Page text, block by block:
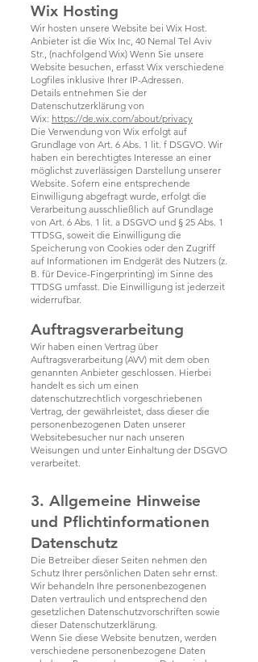
Wix Hosting
Wir hosten unsere Website bei Wix Host.
Anbieter ist die Wix Inc, 40 Nemal Tel Aviv
Str., (nachfolgend Wix) Wenn Sie unsere
Website besuchen, erfasst Wix verschiedene
Logfiles inklusive Ihrer IP-Adressen.
Details entnehmen Sie der
Datenschutzerklärung von
Wix: https://de.wix.com/about/privacy
Die Verwendung von Wix erfolgt auf
Grundlage von Art. 6 Abs. 1 lit. f DSGVO. Wir
haben ein berechtigtes Interesse an einer
möglichst zuverlässigen Darstellung unserer
Website. Sofern eine entsprechende
Einwilligung abgefragt wurde, erfolgt die
Verarbeitung ausschließlich auf Grundlage
von Art. 6 Abs. 1 lit. a DSGVO und § 25 Abs. 1
TTDSG, soweit die Einwilligung die
Speicherung von Cookies oder den Zugriff
auf Informationen im Endgerät des Nutzers (z.
B. für Device-Fingerprinting) im Sinne des
TTDSG umfasst. Die Einwilligung ist jederzeit
widerrufbar.
Auftragsverarbeitung
Wir haben einen Vertrag über
Auftragsverarbeitung (AVV) mit dem oben
genannten Anbieter geschlossen. Hierbei
handelt es sich um einen
datenschutzrechtlich vorgeschriebenen
Vertrag, der gewährleistet, dass dieser die
personenbezogenen Daten unserer
Websitebesucher nur nach unseren
Weisungen und unter Einhaltung der DSGVO
verarbeitet.
3. Allgemeine Hinweise
und Pflicht­informationen
Datenschutz
Die Betreiber dieser Seiten nehmen den
Schutz Ihrer persönlichen Daten sehr ernst.
Wir behandeln Ihre personenbezogenen
Daten vertraulich und entsprechend den
gesetzlichen Datenschutzvorschriften sowie
dieser Datenschutzerklärung.
Wenn Sie diese Website benutzen, werden
verschiedene personenbezogene Daten